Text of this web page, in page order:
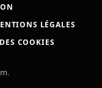
LÉGALES
COOKIES
.